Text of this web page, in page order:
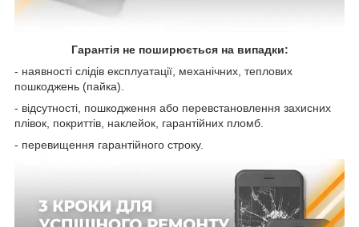
Гарантія не поширюється на випадки:
- наявності слідів експлуатації, механічних, теплових
пошкоджень (пайка).
- відсутності, пошкодження або перевстановлення захисних
плівок, покриттів, наклейок, гарантійних пломб.
- перевищення гарантійного строку.